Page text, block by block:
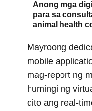
Anong mga
para sa
animal health
Mayroong
mobile
mag-report ng
humingi ng
dito ang real-